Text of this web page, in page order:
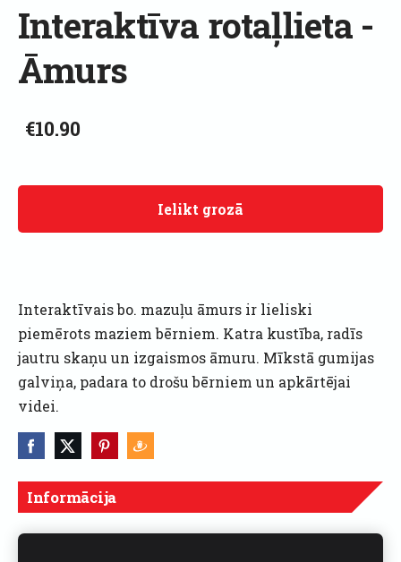
Informācija
Cenas norādītas ar PVN
Interaktīva rotaļlieta -
Āmurs
€10.90
Ielikt grozā
Interaktīvais bo. mazuļu āmurs ir lieliski
piemērots maziem bērniem. Katra kustība, radīs
jautru skaņu un izgaismos āmuru. Mīkstā gumijas
galviņa, padara to drošu bērniem un apkārtējai
videi.